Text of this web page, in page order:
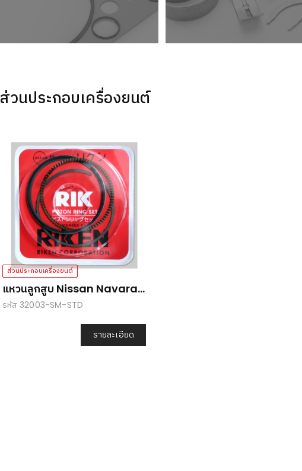
ส่วนประกอบเครื่องยนต์
ส่วนประกอบเครื่องยนต์
แหวนลูกสูบ Nissan Navara
NP300 (D23)
รหัส 32003-SM-STD
รายละเอียด